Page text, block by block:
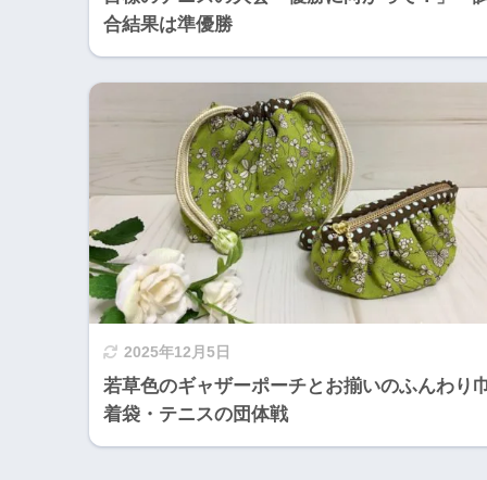
合結果は準優勝
2025年12月5日
若草色のギャザーポーチとお揃いのふんわり
着袋・テニスの団体戦